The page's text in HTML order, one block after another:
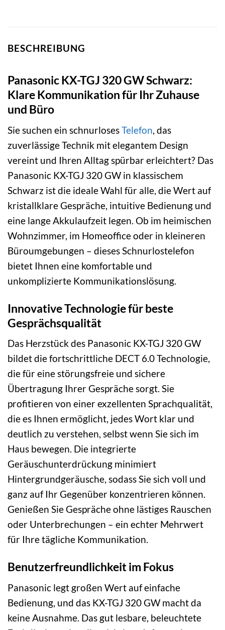
BESCHREIBUNG
Panasonic KX-TGJ 320 GW Schwarz:
Klare Kommunikation für Ihr Zuhause
und Büro
Sie suchen ein schnurlosesTelefon, das
zuverlässige Technik mit elegantem Design
vereint und Ihren Alltag spürbar erleichtert? Das
Panasonic KX-TGJ 320 GW in klassischem
Schwarz ist die ideale Wahl für alle, die Wert auf
kristallklare Gespräche, intuitive Bedienung und
eine lange Akkulaufzeit legen. Ob im heimischen
Wohnzimmer, im Homeoffice oder in kleineren
Büroumgebungen – dieses Schnurlostelefon
bietet Ihnen eine komfortable und
unkomplizierte Kommunikationslösung.
Innovative Technologie für beste
Gesprächsqualität
Das Herzstück des Panasonic KX-TGJ 320 GW
bildet die fortschrittliche DECT 6.0 Technologie,
die für eine störungsfreie und sichere
Übertragung Ihrer Gespräche sorgt. Sie
profitieren von einer exzellenten Sprachqualität,
die es Ihnen ermöglicht, jedes Wort klar und
deutlich zu verstehen, selbst wenn Sie sich im
Haus bewegen. Die integrierte
Geräuschunterdrückung minimiert
Hintergrundgeräusche, sodass Sie sich voll und
ganz auf Ihr Gegenüber konzentrieren können.
Genießen Sie Gespräche ohne lästiges Rauschen
oder Unterbrechungen – ein echter Mehrwert
für Ihre tägliche Kommunikation.
Benutzerfreundlichkeit im Fokus
Panasonic legt großen Wert auf einfache
Bedienung, und das KX-TGJ 320 GW macht da
keine Ausnahme. Das gut lesbare, beleuchtete